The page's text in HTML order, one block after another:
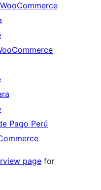
Pago Perú
page for